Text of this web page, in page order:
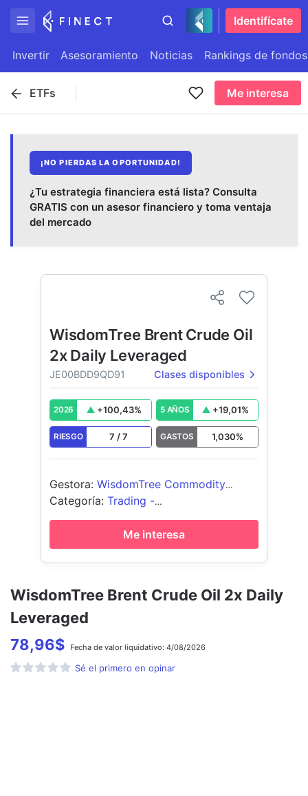
Identifícate
Invertir Asesoramiento Noticias Rankings de fondos
ETFs Me interesa
¡NO PIERDAS LA OPORTUNIDAD!
¿Tu estrategia financiera está lista? Consulta
GRATIS con un asesor financiero y toma ventaja
del mercado
WisdomTree Brent Crude Oil 2x Daily
Leveraged
78,96$ Fecha de valor liquidativo: 4/08/2026
Sé el primero en opinar
WisdomTree Brent Crude Oil
2x Daily Leveraged
JE00BDD9QD91 Clases disponibles
2026 +100,43% 5 AÑOS +19,01%
RIESGO 7 /7 GASTOS 1,030%
Gestora: WisdomTree Commodity
Securities Limited
Categoría: Trading -
Apalancados/Inversos Materias Primas
Me interesa